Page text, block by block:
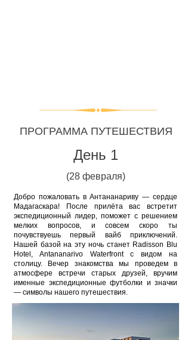
ПРОГРАММА ПУТЕШЕСТВИЯ
День 1
(28 февраля)
Добро пожаловать в Антананариву — сердце
Мадагаскара! После прилёта вас встретит
экспедиционный лидер, поможет с решением
мелких вопросов, и совсем скоро ты
почувствуешь первый вайб приключений.
Нашей базой на эту ночь станет Radisson Blu
Hotel, Antananarivo Waterfront с видом на
столицу. Вечер знакомства мы проведем в
атмосфере встречи старых друзей, вручим
именные экспедиционные футболки и значки
— символы нашего путешествия.